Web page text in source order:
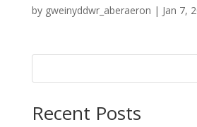
by gweinyddwr_aberaeron | Jan 7,
Recent Posts